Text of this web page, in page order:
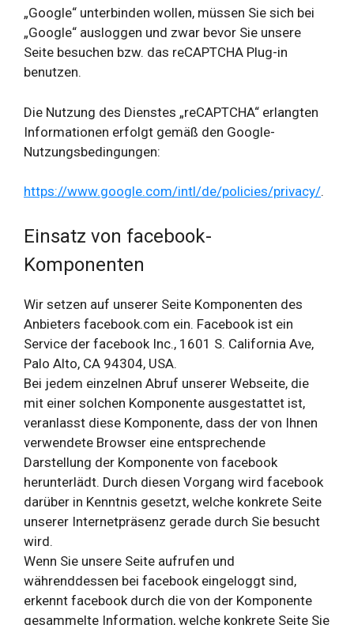
„Google“ unterbinden wollen, müssen Sie sich bei
„Google“ ausloggen und zwar bevor Sie unsere
Seite besuchen bzw. das reCAPTCHA Plug-in
benutzen.
Die Nutzung des Dienstes „reCAPTCHA“ erlangten
Informationen erfolgt gemäß den Google-
Nutzungsbedingungen:
https://www.google.com/intl/de/policies/privacy/.
Einsatz von facebook-
Komponenten
Wir setzen auf unserer Seite Komponenten des
Anbieters facebook.com ein. Facebook ist ein
Service der facebook Inc., 1601 S. California Ave,
Palo Alto, CA 94304, USA.
Bei jedem einzelnen Abruf unserer Webseite, die
mit einer solchen Komponente ausgestattet ist,
veranlasst diese Komponente, dass der von Ihnen
verwendete Browser eine entsprechende
Darstellung der Komponente von facebook
herunterlädt. Durch diesen Vorgang wird facebook
darüber in Kenntnis gesetzt, welche konkrete Seite
unserer Internetpräsenz gerade durch Sie besucht
wird.
Wenn Sie unsere Seite aufrufen und
währenddessen bei facebook eingeloggt sind,
erkennt facebook durch die von der Komponente
gesammelte Information, welche konkrete Seite Sie